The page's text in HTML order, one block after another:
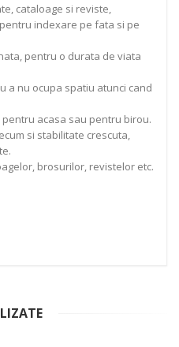
cataloage si reviste,
indexare pe fata si pe
pentru o durata de viata
a nu ocupa spatiu atunci cand
acasa sau pentru birou.
si stabilitate crescuta,
brosurilor, revistelor etc.